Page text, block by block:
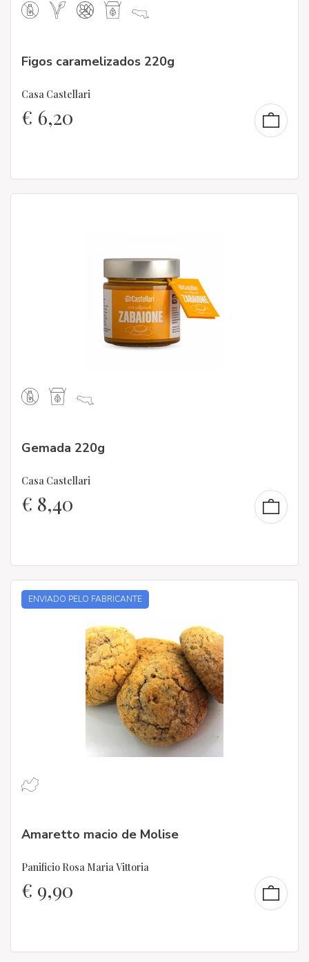
Figos caramelizados 220g
Casa Castellari
€ 6,20
Gemada 220g
Casa Castellari
€ 8,40
ENVIADO PELO FABRICANTE
Amaretto macio de Molise
Panificio Rosa Maria Vittoria
€ 9,90